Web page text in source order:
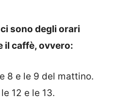
sono degli orari
il caffè, ovvero:
8 e le 9 del mattino.
12 e le 13.